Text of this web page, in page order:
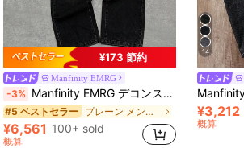
¥173 節約
Manfinity EMRG
-3% Manfinity EMRG デコンストラクテッド デザイン カラー&4つボタン クロージャー ウォッシュブラックデニムスーツ、ヨーロッパ&アメリカンスタイル
#5 ベストセラー プレーン メンズデニムコーデ
¥6,561 100+ sold
概算
14
¥3,212
概算